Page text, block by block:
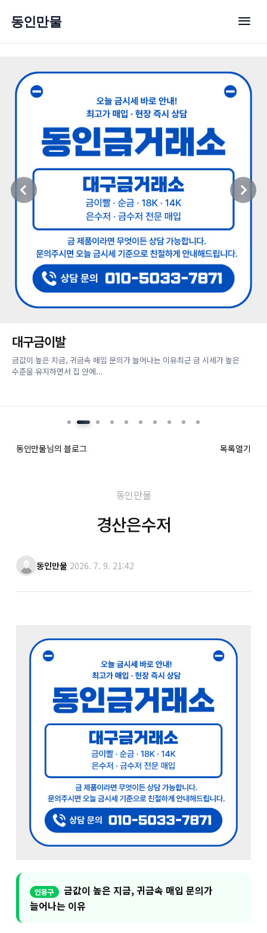
동인만물 menu
대구금이발
금값이 높은 지금, 귀금속 매입 문의가 늘어나는 이유최근 금 시세가 높은
수준을 유지하면서 집 안에...
동인만물님의 블로그 목록열기
동인만물
경산은수저
동인만물 2026. 7. 9. 21:42
금값이 높은 지금, 귀금속 매입 문의가
늘어나는 이유